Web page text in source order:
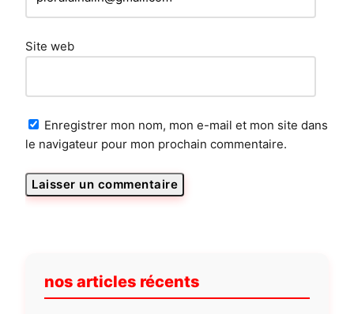
Site web
Enregistrer mon nom, mon e-mail et mon site dans
le navigateur pour mon prochain commentaire.
nos articles récents